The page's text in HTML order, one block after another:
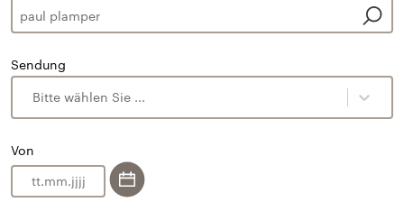
Sendung
Bitte wählen Sie ...
Von
.
.